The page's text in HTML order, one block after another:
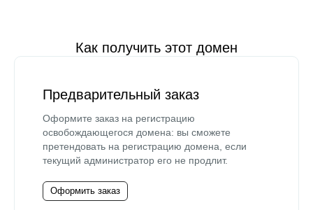
Как получить этот домен
Предварительный заказ
Оформите заказ на регистрацию
освобождающегося домена: вы сможете
претендовать на регистрацию домена, если
текущий администратор его не продлит.
Оформить заказ